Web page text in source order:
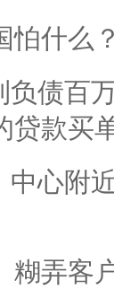
怕什么
负债百
贷款买
中心附
糊弄客